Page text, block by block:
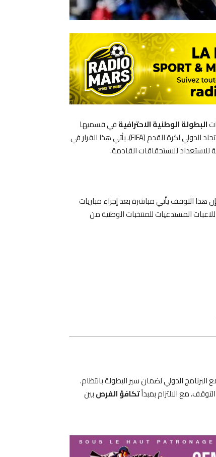
البطولة الوطنية الاحترافيةفي قسميها
الأول والثاني، وذلك تماشياً مع الأجندة الدولية المعتمدة من طرف الاتحاد الدولي لكرة القدم (FIFA). يأتي هذا القرار في
للاستعداد للاستحقاقات القادمة.
هذا التوقف يأتي مباشرة بعد إجراء مباريات
المستدعيات للمنتخبات الوطنية من
البرنامج الدولي لضمان سير البطولة بانتظام.
مع الالتزام بمبدأتكافؤ الفرصبين